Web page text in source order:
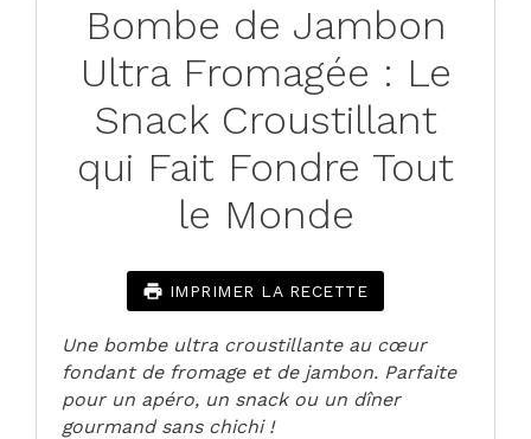
Bombe de Jambon
Ultra Fromagée : Le
Snack Croustillant
qui Fait Fondre Tout
le Monde
IMPRIMER LA RECETTE
Une bombe ultra croustillante au cœur
fondant de fromage et de jambon. Parfaite
pour un apéro, un snack ou un dîner
gourmand sans chichi !